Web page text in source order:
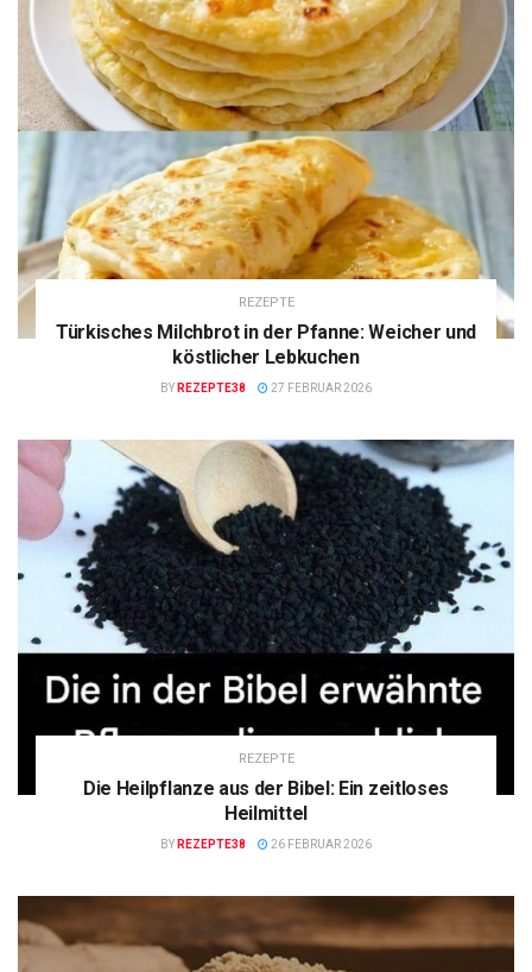
REZEPTE
Türkisches Milchbrot in der Pfanne: Weicher und
köstlicher Lebkuchen
BY REZEPTE38 27 FEBRUAR 2026
REZEPTE
Die Heilpflanze aus der Bibel: Ein zeitloses
Heilmittel
BY REZEPTE38 26 FEBRUAR 2026